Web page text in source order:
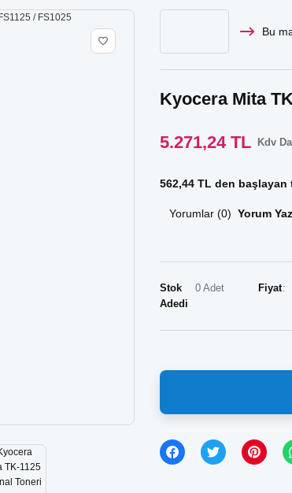
Bu
Kyocera Mita
5.271,24 TL Kdv
562,44 TL den
Yorumlar (0) Yorum Yaz
Stok
Adedi
0 Adet Fiyat